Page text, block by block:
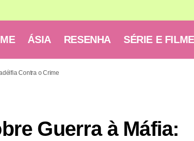
ÁSIA RESENHA SÉRIE E FILME
Contra o Crime
Guerra à Máfia: